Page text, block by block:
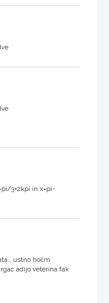
3+2kpi in x=pi-
ustno hočm
adijo veterina fak